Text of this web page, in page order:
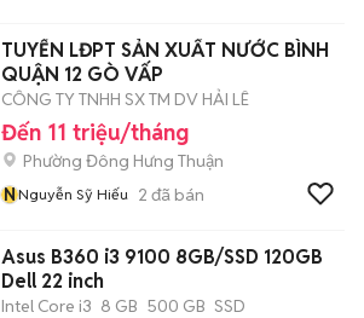
TUYỂN LĐPT SẢN XUẤT NƯỚC BÌNH
QUẬN 12 GÒ VẤP
CÔNG TY TNHH SX TM DV HẢI LÊ
Đến 11 triệu/tháng
Phường Đông Hưng Thuận
NNguyễn Sỹ Hiếu 2 đã bán
Asus B360 i3 9100 8GB/SSD 120GB
Dell 22 inch
Intel Core i3 8 GB 500 GB SSD